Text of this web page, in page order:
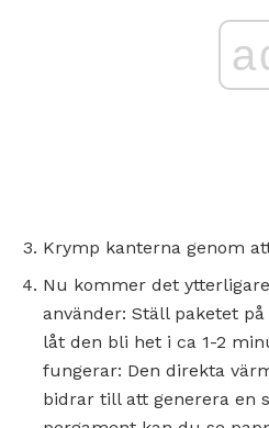
Krymp kanterna genom
Nu kommer det
använder: Ställ paketet
låt den bli het i ca 1-2
fungerar: Den direkta
bidrar till att generera en